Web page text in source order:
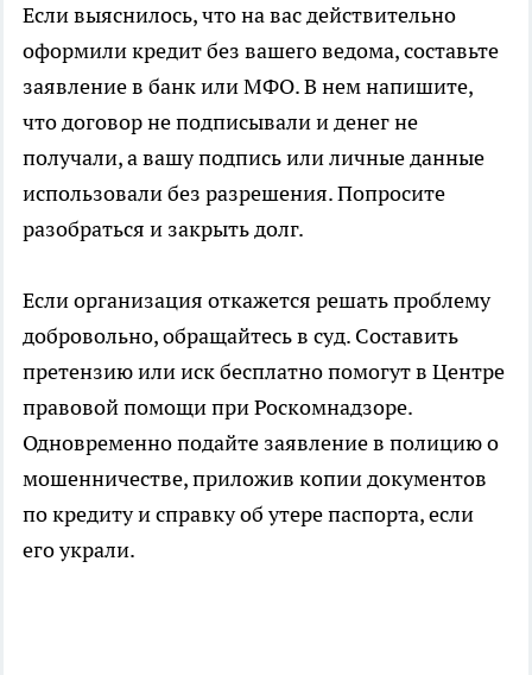
Если выяснилось, что на вас действительно
оформили кредит без вашего ведома, составьте
заявление в банк или МФО. В нем напишите,
что договор не подписывали и денег не
получали, а вашу подпись или личные данные
использовали без разрешения. Попросите
разобраться и закрыть долг.
Если организация откажется решать проблему
добровольно, обращайтесь в суд. Составить
претензию или иск бесплатно помогут в Центре
правовой помощи при Роскомнадзоре.
Одновременно подайте заявление в полицию о
мошенничестве, приложив копии документов
по кредиту и справку об утере паспорта, если
его украли.